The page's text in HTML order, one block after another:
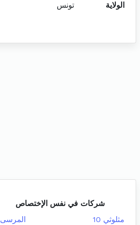
الولاية
تونس
شركات في نفس الإختصاص
مثلوثي 10
المرسى